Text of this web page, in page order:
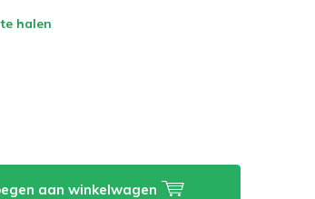
halen
aan winkelwagen